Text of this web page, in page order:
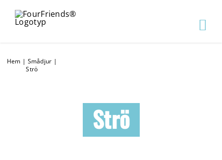
Hem | Smådjur |
Strö
Strö